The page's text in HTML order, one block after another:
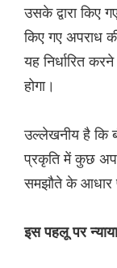
उसके द्वारा किए
किए गए अपराध
यह निर्धारित
होगा।
उल्लेखनीय है कि
प्रकृति में कुछ
समझौते के आधार
इस पहलू पर